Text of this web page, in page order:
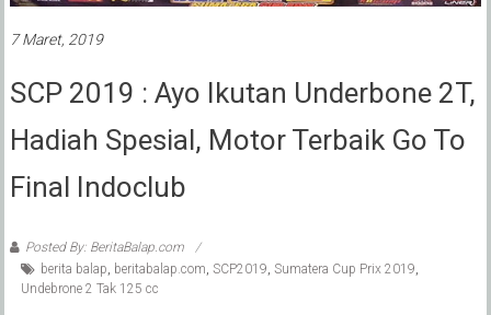
7 Maret, 2019
SCP 2019 : Ayo Ikutan Underbone 2T,
Hadiah Spesial, Motor Terbaik Go To
Final Indoclub
Posted By: BeritaBalap.com
berita balap beritabalap.com SCP2019 Sumatera Cup Prix 2019
Undebrone 2 Tak 125 cc